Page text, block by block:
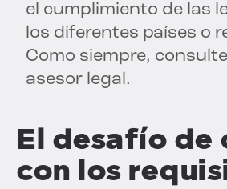
el cumplimiento de las
los diferentes países o
Como siempre,
asesor legal.
El desafío de
con los